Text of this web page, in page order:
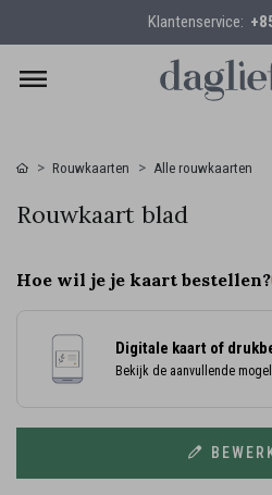
Klantenservice:
Rouwkaarten Alle rouwkaarten
Rouwkaart blad
Hoe wil je je kaart bestellen?
Digitale kaart of
Bekijk de aanvullende